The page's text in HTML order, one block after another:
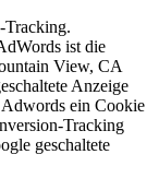
Tracking.
ist die
View, CA
Anzeige
ein Cookie
Tracking
geschaltete